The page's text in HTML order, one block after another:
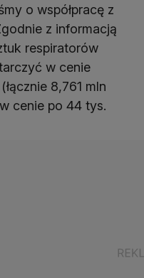
o współpracę z
z informacją
respiratorów
w cenie
8,761 mln
cenie po 44 tys.